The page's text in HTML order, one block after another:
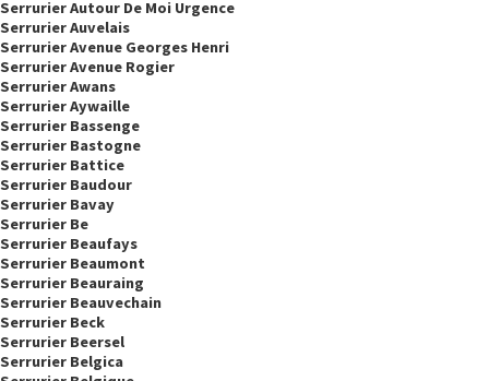
Serrurier Autour De Moi Urgence
Serrurier Auvelais
Serrurier Avenue Georges Henri
Serrurier Avenue Rogier
Serrurier Awans
Serrurier Aywaille
Serrurier Bassenge
Serrurier Bastogne
Serrurier Battice
Serrurier Baudour
Serrurier Bavay
Serrurier Be
Serrurier Beaufays
Serrurier Beaumont
Serrurier Beauraing
Serrurier Beauvechain
Serrurier Beck
Serrurier Beersel
Serrurier Belgica